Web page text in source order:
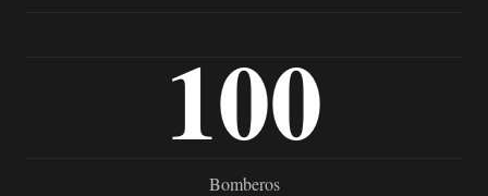
100
Bomberos